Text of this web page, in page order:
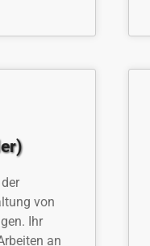
von
Ihr
an